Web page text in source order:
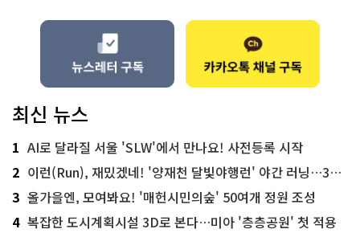
최신 뉴스
1 AI로 달라질 서울 'SLW'에서 만나요! 사전등록 시작
2 이런(Run), 재밌겠네! '양재천 달빛야행런' 야간 러닝…300명 모집
3 올가을엔, 모여봐요! '매헌시민의숲' 50여개 정원 조성
4 복잡한 도시계획시설 3D로 본다…미아 '층층공원' 첫 적용